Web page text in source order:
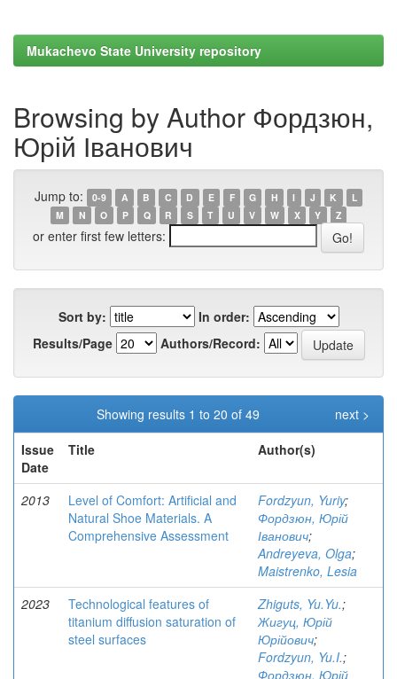
Mukachevo State University repository
Browsing by Author Фордзюн,
Юрій Іванович
Jump to: 0-9 A B C D E F G H I J K
L
M
N O P Q R S T U V W X Y Z
or enter first few letters:
Sort by:
In order:
Results/Page
Authors/Record:
Showing results 1 to 20 of 49
next >
Issue
Date
Title Author(s)
2013
Level of Comfort: Artificial and
Natural Shoe Materials. A
Comprehensive Assessment
Fordzyun, Yuriy;
Фордзюн, Юрій
Іванович;
Andreyeva, Olga;
Maistrenko, Lesia
2023
Technological features of
titanium diffusion saturation of
steel surfaces
Zhiguts, Yu.Yu.;
Жигуц, Юрій
Юрійович;
Fordzyun, Yu.I.;
Фордзюн, Юрій